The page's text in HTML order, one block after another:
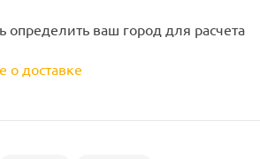
определить ваш город для расчета
о доставке